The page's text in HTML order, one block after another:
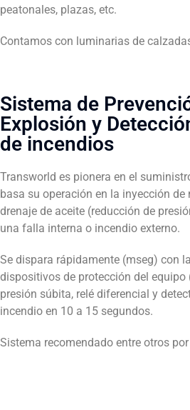
peatonales, plazas, etc.
Contamos con luminarias de
Sistema de
Explosión y
de incendios
Transworld es pionera en el
basa su operación en la inyección
drenaje de aceite (reducción de
una falla interna o incendio externo.
Se dispara rápidamente (mseg) con
dispositivos de protección del equipo
presión súbita, relé diferencial y
incendio en 10 a 15 segundos.
Sistema recomendado entre otros por